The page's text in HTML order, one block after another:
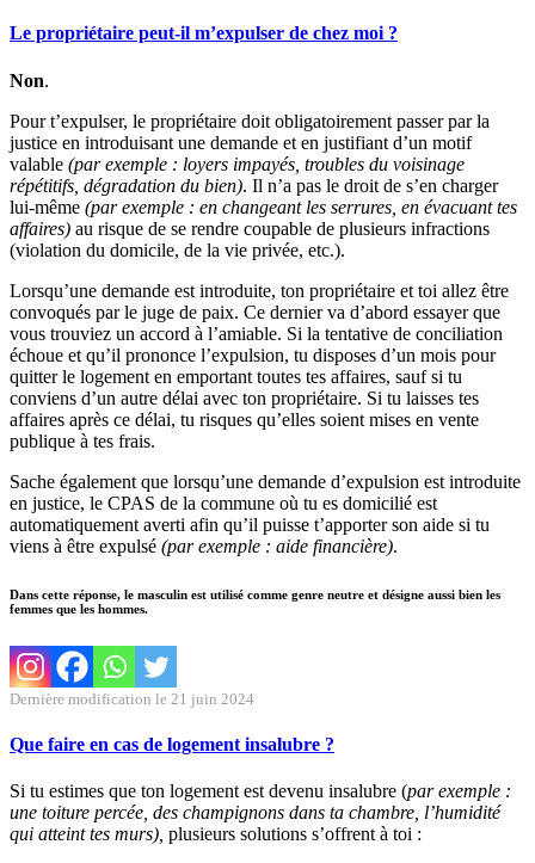
Le propriétaire peut-il m’expulser de chez moi ?
Non.
Pour t’expulser, le propriétaire doit obligatoirement passer par la
justice en introduisant une demande et en justifiant d’un motif
valable (par exemple : loyers impayés, troubles du voisinage
répétitifs, dégradation du bien). Il n’a pas le droit de s’en charger
lui-même (par exemple : en changeant les serrures, en évacuant tes
affaires) au risque de se rendre coupable de plusieurs infractions
(violation du domicile, de la vie privée, etc.).
Lorsqu’une demande est introduite, ton propriétaire et toi allez être
convoqués par le juge de paix. Ce dernier va d’abord essayer que
vous trouviez un accord à l’amiable. Si la tentative de conciliation
échoue et qu’il prononce l’expulsion, tu disposes d’un mois pour
quitter le logement en emportant toutes tes affaires, sauf si tu
conviens d’un autre délai avec ton propriétaire. Si tu laisses tes
affaires après ce délai, tu risques qu’elles soient mises en vente
publique à tes frais.
Sache également que lorsqu’une demande d’expulsion est introduite
en justice, le CPAS de la commune où tu es domicilié est
automatiquement averti afin qu’il puisse t’apporter son aide si tu
viens à être expulsé (par exemple : aide financière).
Dans cette réponse, le masculin est utilisé comme genre neutre et désigne aussi bien les
femmes que les hommes.
Dernière modification le 21 juin 2024
Que faire en cas de logement insalubre ?
Si tu estimes que ton logement est devenu insalubre (par exemple :
une toiture percée, des champignons dans ta chambre, l’humidité
qui atteint tes murs), plusieurs solutions s’offrent à toi :